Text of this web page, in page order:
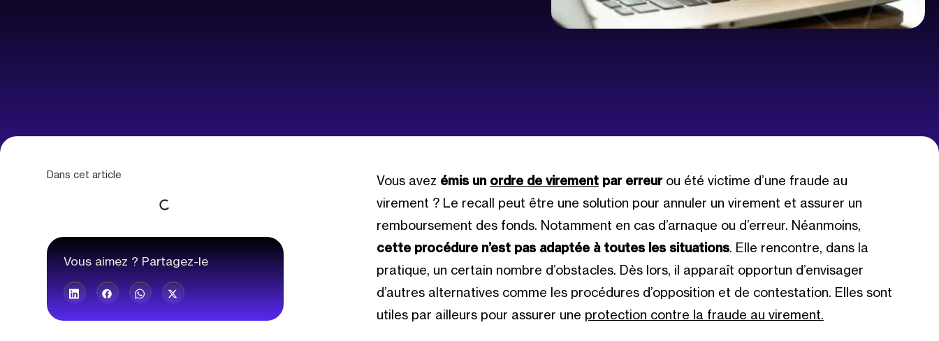
Dans cet article
Vous aimez ? Partagez-le
Vous avez émis un ordre de virementpar erreurou été victime d’une fraude au
virement ? Le recall peut être une solution pour annuler un virement et assurer un
remboursement des fonds. Notamment en cas d’arnaque ou d’erreur. Néanmoins,
cette procédure n’est pas adaptée à toutes les situations. Elle rencontre, dans la
pratique, un certain nombre d’obstacles. Dès lors, il apparaît opportun d’envisager
d’autres alternatives comme les procédures d’opposition et de contestation. Elles sont
utiles par ailleurs pour assurer une protection contre la fraude au virement.